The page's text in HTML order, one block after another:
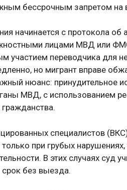
бессрочным запретом на
начинается с протокола
лицами МВД или
участием переводчика для
но мигрант вправе
нюанс: принудительное
МВД, с использованием
гражданства.
специалистов
при грубых
В этих случаях суд
без выезда.